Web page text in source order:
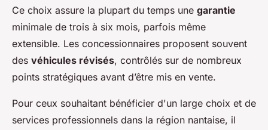
Ce choix assure la plupart du temps une garantie
minimale de trois à six mois, parfois même
extensible. Les concessionnaires proposent souvent
des véhicules révisés, contrôlés sur de nombreux
points stratégiques avant d’être mis en vente.
Pour ceux souhaitant bénéficier d'un large choix et de
services professionnels dans la région nantaise, il